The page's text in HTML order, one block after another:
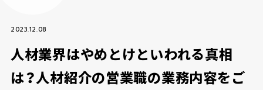
2023.12.08
人材業界はやめとけといわれる真相
は？人材紹介の営業職の業務内容をご